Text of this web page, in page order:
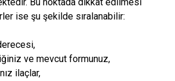
Bu noktada dikkat edilmesi
ise şu şekilde sıralanabilir:
ve mevcut formunuz,
ilaçlar,